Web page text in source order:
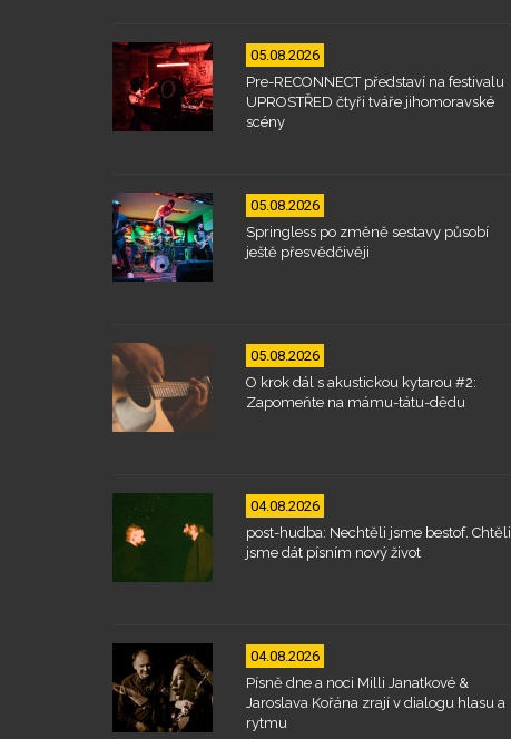
05.08.2026
Pre-RECONNECT představí na festivalu
UPROSTŘED čtyři tváře jihomoravské
scény
05.08.2026
Springless po změně sestavy působí
ještě přesvědčivěji
05.08.2026
O krok dál s akustickou kytarou #2:
Zapomeňte na mámu-tátu-dědu
04.08.2026
post-hudba: Nechtěli jsme bestof. Chtěli
jsme dát písním nový život
04.08.2026
Písně dne a noci Milli Janatkové &
Jaroslava Kořána zrají v dialogu hlasu a
rytmu